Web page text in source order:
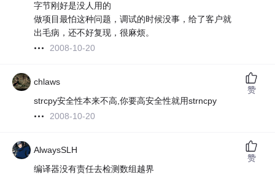
字节刚好是没人用的
做项目最怕这种问题，调试的时候没事，给了客户就
出毛病，还不好复现，很麻烦。
2008-10-20
chlaws
strcpy安全性本来不高,你要高安全性就用strncpy
2008-10-20
赞
AlwaysSLH
编译器没有责任去检测数组越界
赞